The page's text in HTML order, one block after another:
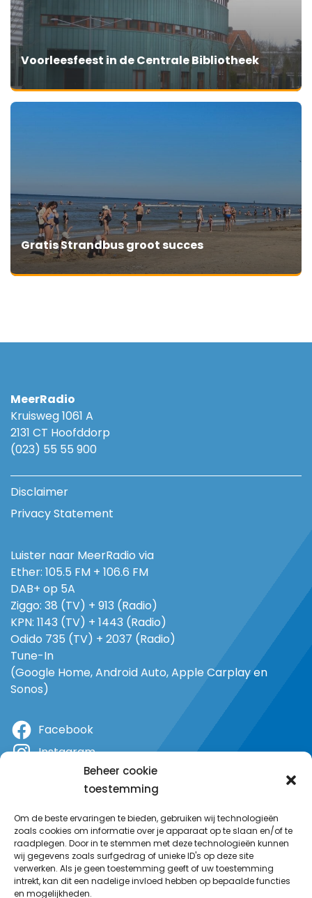
Beheer cookie
toestemming
Om de beste ervaringen te bieden, gebruiken wij technologieën
zoals cookies om informatie over je apparaat op te slaan en/of te
raadplegen. Door in te stemmen met deze technologieën kunnen
wij gegevens zoals surfgedrag of unieke ID's op deze site
verwerken. Als je geen toestemming geeft of uw toestemming
intrekt, kan dit een nadelige invloed hebben op bepaalde functies
en mogelijkheden.
Voorleesfeest in de Centrale Bibliotheek
Gratis Strandbus groot succes
MeerRadio
Kruisweg 1061 A
2131 CT Hoofddorp
(023) 55 55 900
Disclaimer
Privacy Statement
Luister naar MeerRadio via
Ether: 105.5 FM + 106.6 FM
DAB+ op 5A
Ziggo: 38 (TV) + 913 (Radio)
KPN: 1143 (TV) + 1443 (Radio)
Odido 735 (TV) + 2037 (Radio)
Tune-In
(Google Home, Android Auto, Apple Carplay en
Sonos)
Facebook
Instagram
YouTube